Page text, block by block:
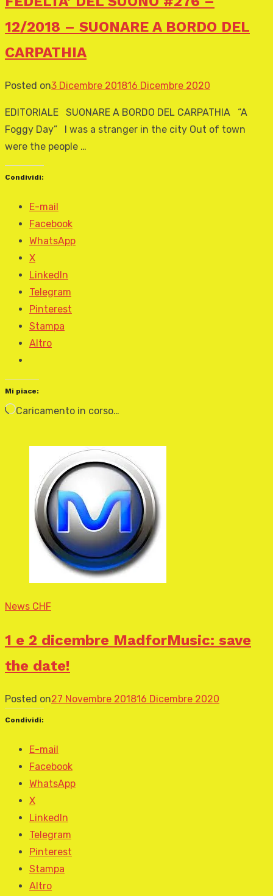
12/2018 – SUONARE A BORDO DEL
CARPATHIA
Posted on3 Dicembre 201816 Dicembre 2020
EDITORIALE SUONARE A BORDO DEL CARPATHIA “A
Foggy Day” I was a stranger in the city Out of town
were the people …
Condividi:
E-mail
Facebook
WhatsApp
X
LinkedIn
Telegram
Pinterest
Stampa
Altro
Mi piace:
Caricamento in corso…
News CHF
1 e 2 dicembre MadforMusic: save
the date!
Posted on27 Novembre 201816 Dicembre 2020
Condividi:
E-mail
Facebook
WhatsApp
X
LinkedIn
Telegram
Pinterest
Stampa
Altro